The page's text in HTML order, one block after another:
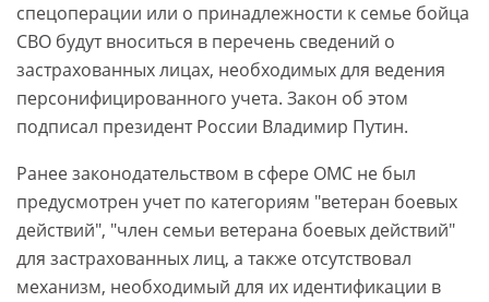
спецоперации или о принадлежности к семье бойца
СВО будут вноситься в перечень сведений о
застрахованных лицах, необходимых для ведения
персонифицированного учета. Закон об этом
подписал президент России Владимир Путин.
Ранее законодательством в сфере ОМС не был
предусмотрен учет по категориям "ветеран боевых
действий", "член семьи ветерана боевых действий"
для застрахованных лиц, а также отсутствовал
механизм, необходимый для их идентификации в